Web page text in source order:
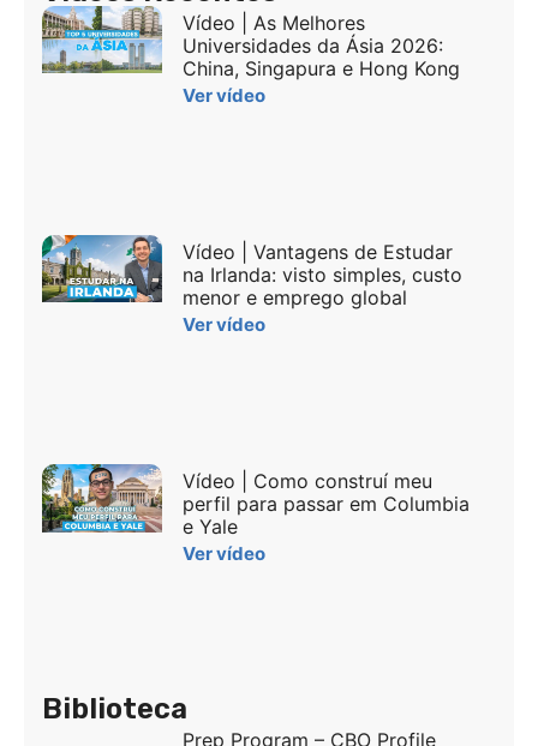
Vídeo | As Melhores
Universidades da Ásia 2026:
China, Singapura e Hong Kong
Ver vídeo
Vídeo | Vantagens de Estudar
na Irlanda: visto simples, custo
menor e emprego global
Ver vídeo
Vídeo | Como construí meu
perfil para passar em Columbia
e Yale
Ver vídeo
Biblioteca
Prep Program – CBO Profile